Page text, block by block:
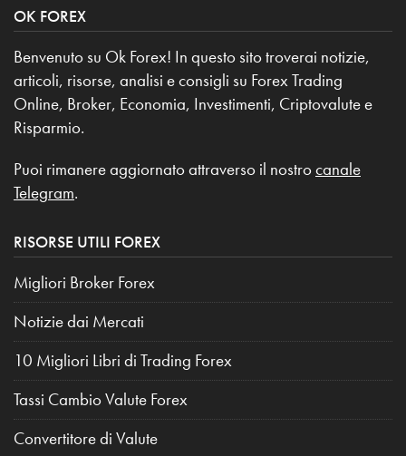
OK FOREX
Benvenuto su Ok Forex! In questo sito troverai notizie,
articoli, risorse, analisi e consigli su Forex Trading
Online, Broker, Economia, Investimenti, Criptovalute e
Risparmio.
Puoi rimanere aggiornato attraverso il nostro canale
Telegram.
RISORSE UTILI FOREX
Migliori Broker Forex
Notizie dai Mercati
10 Migliori Libri di Trading Forex
Tassi Cambio Valute Forex
Convertitore di Valute